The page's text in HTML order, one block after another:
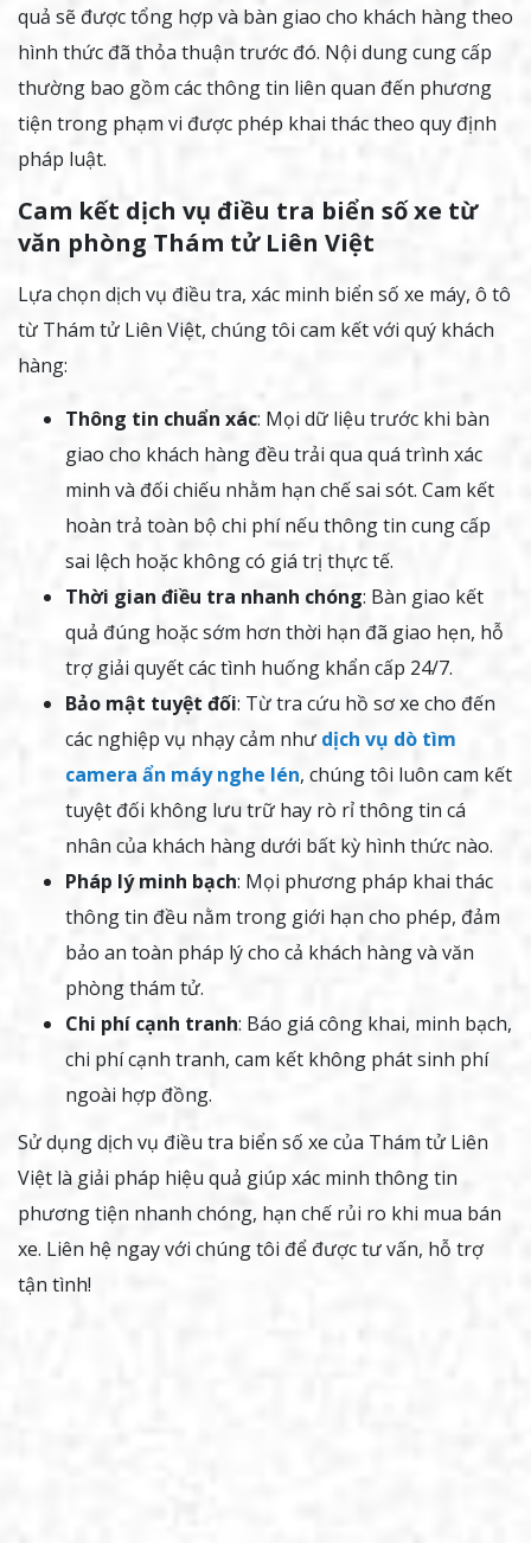
quả sẽ được tổng hợp và bàn giao cho khách hàng theo
hình thức đã thỏa thuận trước đó. Nội dung cung cấp
thường bao gồm các thông tin liên quan đến phương
tiện trong phạm vi được phép khai thác theo quy định
pháp luật.
Cam kết dịch vụ điều tra biển số xe từ
văn phòng Thám tử Liên Việt
Lựa chọn dịch vụ điều tra, xác minh biển số xe máy, ô tô
từ Thám tử Liên Việt, chúng tôi cam kết với quý khách
hàng:
Thông tin chuẩn xác: Mọi dữ liệu trước khi bàn
giao cho khách hàng đều trải qua quá trình xác
minh và đối chiếu nhằm hạn chế sai sót. Cam kết
hoàn trả toàn bộ chi phí nếu thông tin cung cấp
sai lệch hoặc không có giá trị thực tế.
Thời gian điều tra nhanh chóng: Bàn giao kết
quả đúng hoặc sớm hơn thời hạn đã giao hẹn, hỗ
trợ giải quyết các tình huống khẩn cấp 24/7.
Bảo mật tuyệt đối: Từ tra cứu hồ sơ xe cho đến
các nghiệp vụ nhạy cảm như dịch vụ dò tìm
camera ẩn máy nghe lén, chúng tôi luôn cam kết
tuyệt đối không lưu trữ hay rò rỉ thông tin cá
nhân của khách hàng dưới bất kỳ hình thức nào.
Pháp lý minh bạch: Mọi phương pháp khai thác
thông tin đều nằm trong giới hạn cho phép, đảm
bảo an toàn pháp lý cho cả khách hàng và văn
phòng thám tử.
Chi phí cạnh tranh: Báo giá công khai, minh bạch,
chi phí cạnh tranh, cam kết không phát sinh phí
ngoài hợp đồng.
Sử dụng dịch vụ điều tra biển số xe của Thám tử Liên
Việt là giải pháp hiệu quả giúp xác minh thông tin
phương tiện nhanh chóng, hạn chế rủi ro khi mua bán
xe. Liên hệ ngay với chúng tôi để được tư vấn, hỗ trợ
tận tình!